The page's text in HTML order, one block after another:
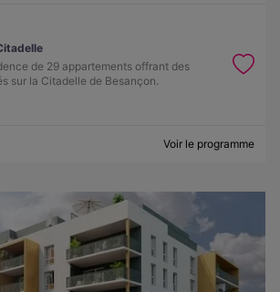
de 29 appartements offrant des
sur la Citadelle de Besançon.
Voir le programme